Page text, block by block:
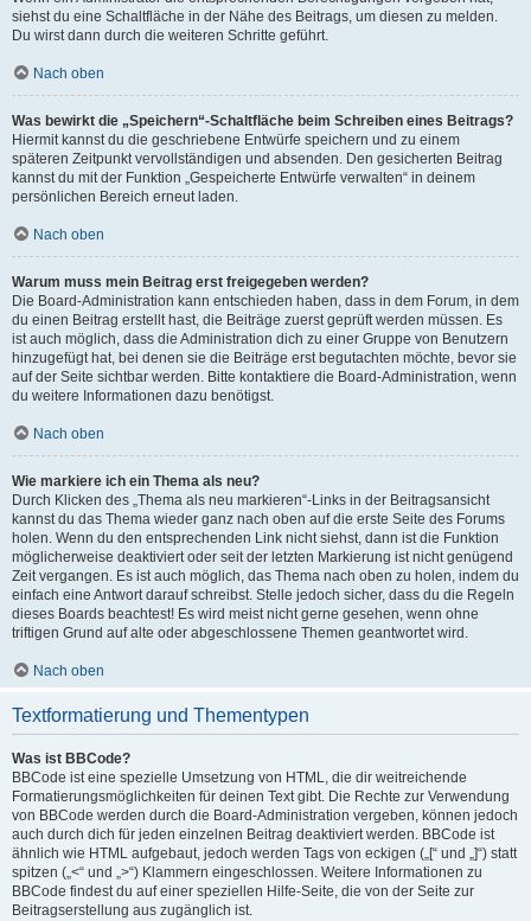
siehst du eine Schaltfläche in der Nähe des Beitrags, um diesen zu melden.
Du wirst dann durch die weiteren Schritte geführt.
Nach oben
Was bewirkt die „Speichern“-Schaltfläche beim Schreiben eines Beitrags?
Hiermit kannst du die geschriebene Entwürfe speichern und zu einem
späteren Zeitpunkt vervollständigen und absenden. Den gesicherten Beitrag
kannst du mit der Funktion „Gespeicherte Entwürfe verwalten“ in deinem
persönlichen Bereich erneut laden.
Nach oben
Warum muss mein Beitrag erst freigegeben werden?
Die Board-Administration kann entschieden haben, dass in dem Forum, in dem
du einen Beitrag erstellt hast, die Beiträge zuerst geprüft werden müssen. Es
ist auch möglich, dass die Administration dich zu einer Gruppe von Benutzern
hinzugefügt hat, bei denen sie die Beiträge erst begutachten möchte, bevor sie
auf der Seite sichtbar werden. Bitte kontaktiere die Board-Administration, wenn
du weitere Informationen dazu benötigst.
Nach oben
Wie markiere ich ein Thema als neu?
Durch Klicken des „Thema als neu markieren“-Links in der Beitragsansicht
kannst du das Thema wieder ganz nach oben auf die erste Seite des Forums
holen. Wenn du den entsprechenden Link nicht siehst, dann ist die Funktion
möglicherweise deaktiviert oder seit der letzten Markierung ist nicht genügend
Zeit vergangen. Es ist auch möglich, das Thema nach oben zu holen, indem du
einfach eine Antwort darauf schreibst. Stelle jedoch sicher, dass du die Regeln
dieses Boards beachtest! Es wird meist nicht gerne gesehen, wenn ohne
triftigen Grund auf alte oder abgeschlossene Themen geantwortet wird.
Nach oben
Textformatierung und Thementypen
Was ist BBCode?
BBCode ist eine spezielle Umsetzung von HTML, die dir weitreichende
Formatierungsmöglichkeiten für deinen Text gibt. Die Rechte zur Verwendung
von BBCode werden durch die Board-Administration vergeben, können jedoch
auch durch dich für jeden einzelnen Beitrag deaktiviert werden. BBCode ist
ähnlich wie HTML aufgebaut, jedoch werden Tags von eckigen („[“ und „]“) statt
spitzen („<“ und „>“) Klammern eingeschlossen. Weitere Informationen zu
BBCode findest du auf einer speziellen Hilfe-Seite, die von der Seite zur
Beitragserstellung aus zugänglich ist.